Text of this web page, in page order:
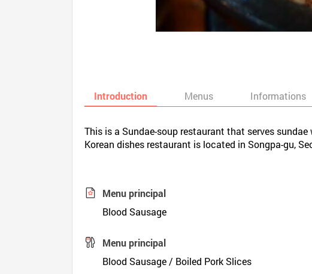
Introduction Menus Informations
This is a Sundae-soup restaurant that serves
Korean dishes restaurant is located in Songpa-gu,
Menu principal
Blood Sausage
Menu principal
Blood Sausage / Boiled Pork Slices